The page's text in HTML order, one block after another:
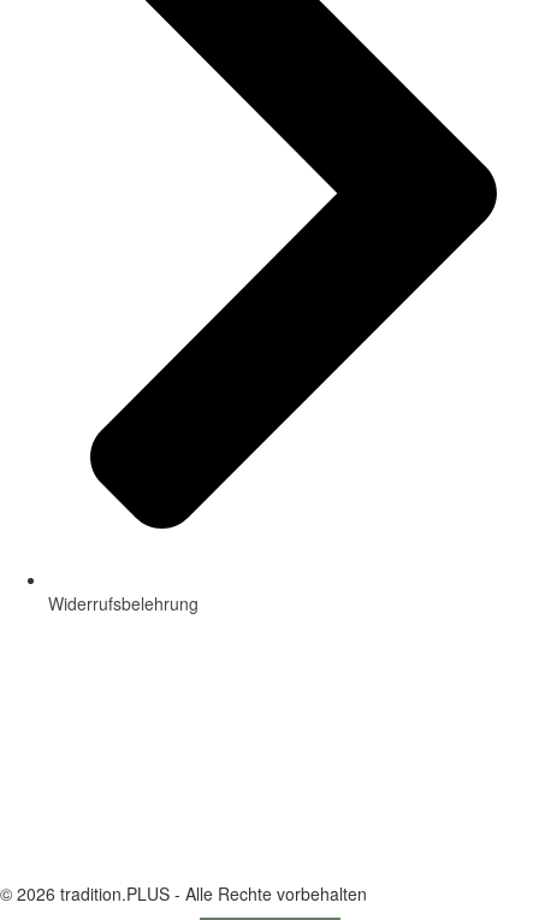
Widerrufsbelehrung
© 2026 tradition.PLUS - Alle Rechte vorbehalten